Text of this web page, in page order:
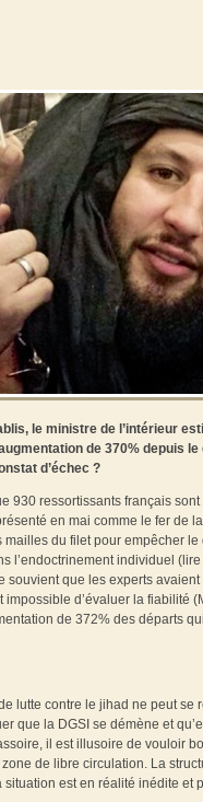
le ministre de l’intérieur
de 370% depuis
d’échec ?
930 ressortissants français
en mai comme le fer de
du filet pour empêcher
l’endoctrinement individuel
que les experts
impossible d’évaluer la
de 372% des départs
lutte contre le jihad ne peut
que la DGSI se démène et
il est illusoire de vouloir
de libre circulation. La
situation est en réalité inédite et